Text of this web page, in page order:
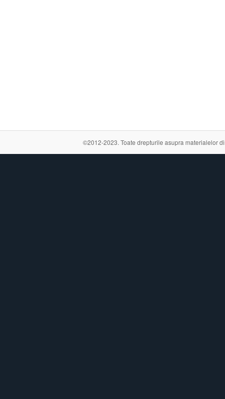
©2012-2023. Toate drepturile asupra materialelor